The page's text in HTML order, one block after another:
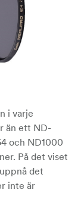
i varje
än ett ND-
och ND1000
På det viset
det
inte är